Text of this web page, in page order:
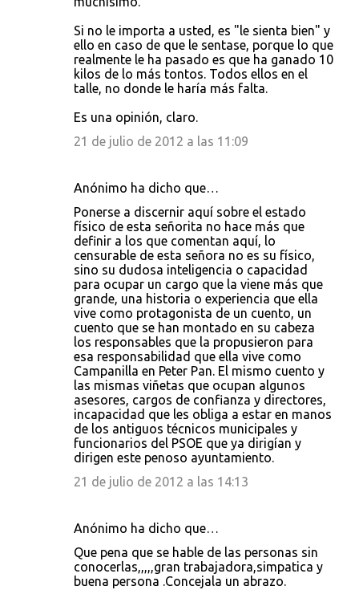
Si no le importa a usted, es "le sienta bien" y
ello en caso de que le sentase, porque lo que
realmente le ha pasado es que ha ganado 10
kilos de lo más tontos. Todos ellos en el
talle, no donde le haría más falta.
Es una opinión, claro.
21 de julio de 2012 a las 11:09
Anónimo ha dicho que…
Ponerse a discernir aquí sobre el estado
físico de esta señorita no hace más que
definir a los que comentan aquí, lo
censurable de esta señora no es su físico,
sino su dudosa inteligencia o capacidad
para ocupar un cargo que la viene más que
grande, una historia o experiencia que ella
vive como protagonista de un cuento, un
cuento que se han montado en su cabeza
los responsables que la propusieron para
esa responsabilidad que ella vive como
Campanilla en Peter Pan. El mismo cuento y
las mismas viñetas que ocupan algunos
asesores, cargos de confianza y directores,
incapacidad que les obliga a estar en manos
de los antiguos técnicos municipales y
funcionarios del PSOE que ya dirigían y
dirigen este penoso ayuntamiento.
21 de julio de 2012 a las 14:13
Anónimo ha dicho que…
Que pena que se hable de las personas sin
conocerlas,,,,,gran trabajadora,simpatica y
buena persona .Concejala un abrazo.